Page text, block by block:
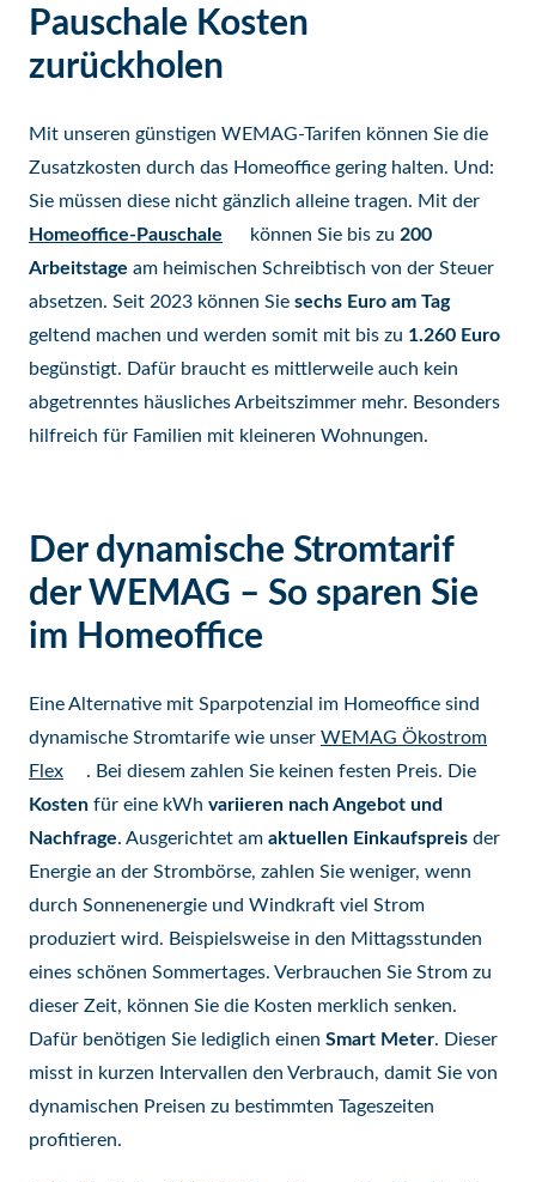
Pauschale Kosten
zurückholen
Mit unseren günstigen WEMAG-Tarifen können Sie die
Zusatzkosten durch das Homeoffice gering halten. Und:
Sie müssen diese nicht gänzlich alleine tragen. Mit der
Homeoffice-Pauschale
können Sie bis zu 200
Arbeitstage am heimischen Schreibtisch von der Steuer
absetzen. Seit 2023 können Sie sechs Euro am Tag
geltend machen und werden somit mit bis zu 1.260 Euro
begünstigt. Dafür braucht es mittlerweile auch kein
abgetrenntes häusliches Arbeitszimmer mehr. Besonders
hilfreich für Familien mit kleineren Wohnungen.
Der dynamische Stromtarif
der WEMAG – So sparen Sie
im Homeoffice
Eine Alternative mit Sparpotenzial im Homeoffice sind
dynamische Stromtarife wie unser WEMAG Ökostrom
Flex
. Bei diesem zahlen Sie keinen festen Preis. Die
Kosten für eine kWh variieren nach Angebot und
Nachfrage. Ausgerichtet am aktuellen Einkaufspreis der
Energie an der Strombörse, zahlen Sie weniger, wenn
durch Sonnenenergie und Windkraft viel Strom
produziert wird. Beispielsweise in den Mittagsstunden
eines schönen Sommertages. Verbrauchen Sie Strom zu
dieser Zeit, können Sie die Kosten merklich senken.
Dafür benötigen Sie lediglich einen Smart Meter. Dieser
misst in kurzen Intervallen den Verbrauch, damit Sie von
dynamischen Preisen zu bestimmten Tageszeiten
profitieren.